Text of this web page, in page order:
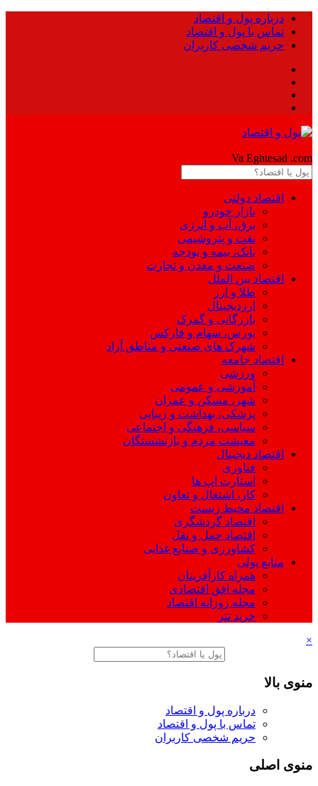
درباره پول و اقتصاد
تماس با پول و اقتصاد
حریم شخصی کاربران
Va Eghtesad .com
اقتصاد دولتی
بازار خودرو
برق، آب و انرژی
نفت و پتروشیمی
بانک، بیمه و بودجه
صنعت و معدن و تجارت
اقتصاد بین الملل
طلا و ارز
ارزدیجیتال
بازرگانی و گمرک
بورس، سهام و فارکس
شهرک های صنعتی و مناطق آزاد
اقتصاد جامعه
ورزشی
آموزشی و عمومی
شهر، مسکن و عمران
پزشکی، بهداشت و زیبایی
سیاسی، فرهنگی و اجتماعی
معیشت مردم و بازنشستگان
اقتصاد دیجیتال
فناوری
استارت اپ ها
کار، اشتغال و تعاون
اقتصاد محیط زیست
اقتصاد گردشگری
اقتصاد حمل و نقل
کشاورزی و صنایع غذایی
منابع پولی
همراه کارآفرینان
مجله افق اقتصادی
مجله روزانه اقتصاد
خرید تتر
×
منوی بالا
درباره پول و اقتصاد
تماس با پول و اقتصاد
حریم شخصی کاربران
منوی اصلی